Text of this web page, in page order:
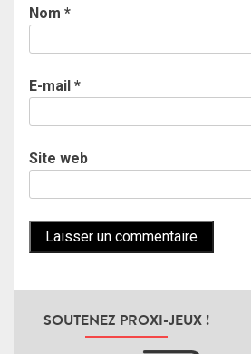
Nom *
E-mail *
Site web
SOUTENEZ PROXI-JEUX !